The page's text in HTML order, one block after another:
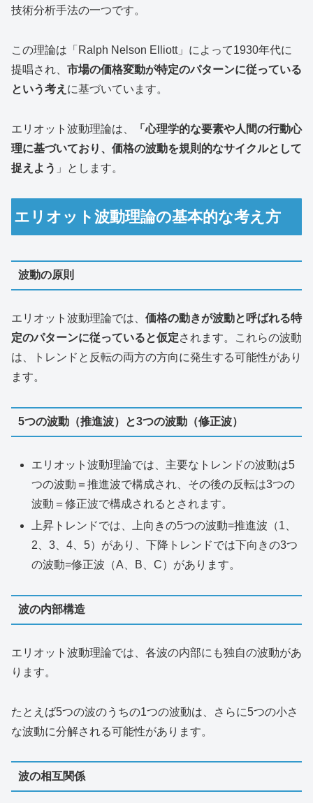
技術分析手法の一つです。
この理論は「Ralph Nelson Elliott」によって1930年代に
提唱され、 市場の価格変動が特定のパターンに従っている
という考え に基づいています。
エリオット波動理論は、
「心理学的な要素や人間の行動心
理に基づいており、価格の波動を規則的なサイクルとして
捉えよう 」とします。
エリオット波動理論の基本的な考え方
波動の原則
エリオット波動理論では、 価格の動きが波動と呼ばれる特
定のパターンに従っていると仮定されます。これらの波動
は、トレンドと反転の両方の方向に発生する可能性があり
ます。
5つの波動（推進波）と3つの波動（修正波）
エリオット波動理論では、主要なトレンドの波動は5
つの波動＝推進波で構成され、その後の反転は3つの
波動＝修正波で構成されるとされます。
上昇トレンドでは、上向きの5つの波動=推進波（1、
2、3、4、5）があり、下降トレンドでは下向きの3つ
の波動=修正波（A、B、C）があります。
波の内部構造
エリオット波動理論では、各波の内部にも独自の波動があ
ります。
たとえば5つの波のうちの1つの波動は、さらに5つの小さ
な波動に分解される可能性があります。
波の相互関係